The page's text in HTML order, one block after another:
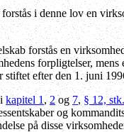
i denne lov en
forstås en
forpligtelser,
stiftet efter den 1. juni
ikapitel 1,2og 7,§ 12,
og
på disse